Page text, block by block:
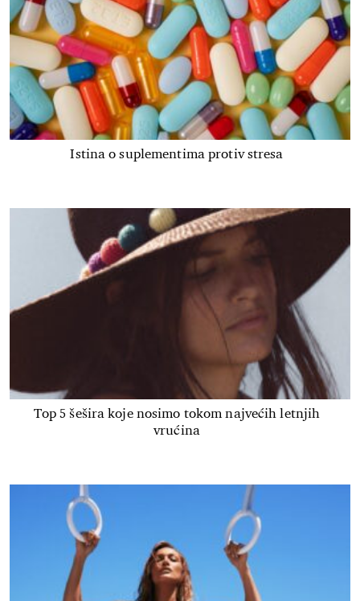
Istina o suplementima protiv stresa
Top 5 šešira koje nosimo tokom najvećih letnjih
vrućina